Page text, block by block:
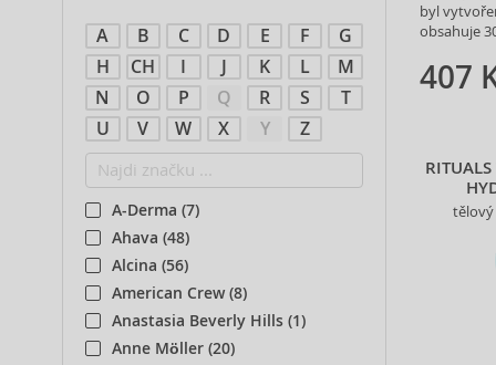
byl
obsahuje
407
tělový
A B C D E F
G
H
CH I J K L
M
N
O P Q R S
T
U
V W X Y Z
A-Derma (7)
Ahava (48)
Alcina (56)
American Crew (8)
Anastasia Beverly Hills (1)
Anne Möller (20)